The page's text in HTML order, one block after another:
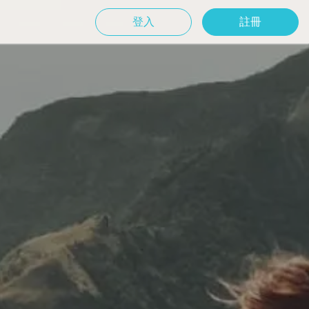
登入 註冊